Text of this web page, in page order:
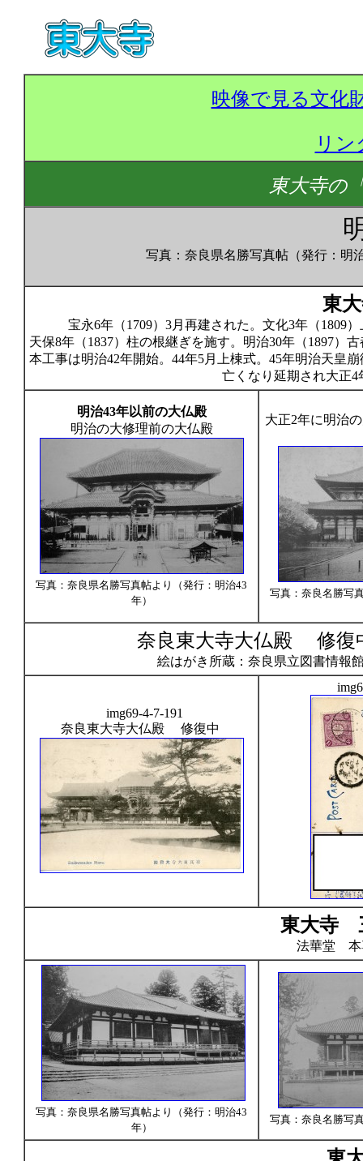
映像で見る文化
リ
東大寺の
写真：奈良県名勝写真帖（発行：明
東
宝永6年（1709）3月再建された。文化3年（1809
天保8年（1837）柱の根継ぎを施す。明治30年（1897）
本工事は明治42年開始。44年5月上棟式。45年明治天皇
亡くなり延期され大正4
明治43年以前の大仏殿
明治の大修理前の大仏殿
写真：奈良県名勝写真帖より（発行：明治43
年）
大正2年に明治
写真：奈良名勝写
奈良東大寺大仏殿 修復
絵はがき所蔵：奈良県立図書情報
img69-4-7-191
奈良東大寺大仏殿 修復中
東大寺
法華堂 本
写真：奈良県名勝写真帖より（発行：明治43
年）
写真：奈良名勝写